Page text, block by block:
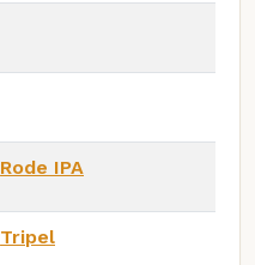
Rode IPA
Tripel